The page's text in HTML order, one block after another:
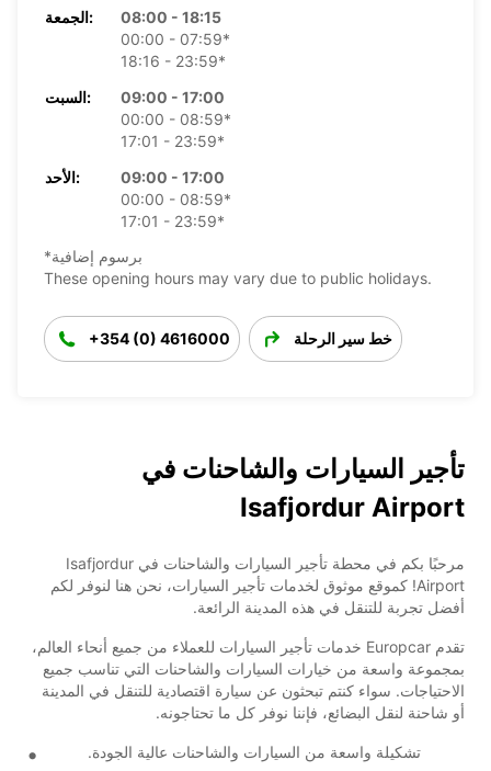
الجمعة:
08:00 - 18:15
00:00 - 07:59*
18:16 - 23:59*
السبت:
09:00 - 17:00
00:00 - 08:59*
17:01 - 23:59*
الأحد:
09:00 - 17:00
00:00 - 08:59*
17:01 - 23:59*
*برسوم إضافية
These opening hours may vary due to public holidays.
+354 (0) 4616000 خط سير الرحلة
تأجير السيارات والشاحنات في
Isafjordur Airport
مرحبًا بكم في محطة تأجير السيارات والشاحنات في Isafjordur
Airport! كموقع موثوق لخدمات تأجير السيارات، نحن هنا لنوفر لكم
أفضل تجربة للتنقل في هذه المدينة الرائعة.
تقدم Europcar خدمات تأجير السيارات للعملاء من جميع أنحاء العالم،
بمجموعة واسعة من خيارات السيارات والشاحنات التي تناسب جميع
الاحتياجات. سواء كنتم تبحثون عن سيارة اقتصادية للتنقل في المدينة
أو شاحنة لنقل البضائع، فإننا نوفر كل ما تحتاجونه.
تشكيلة واسعة من السيارات والشاحنات عالية الجودة.